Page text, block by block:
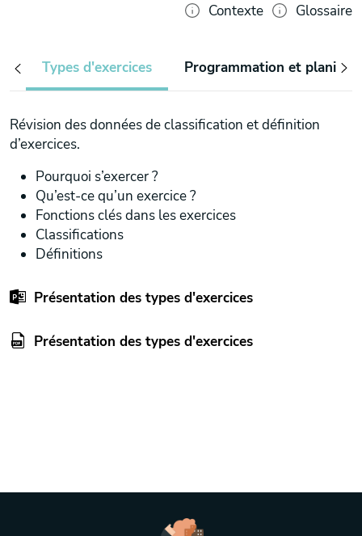
Types d'exercices Programmation et
Contexte Glossaire
Révision des données de classification et définition
d’exercices.
Pourquoi s’exercer ?
Qu’est-ce qu’un exercice ?
Fonctions clés dans les exercices
Classifications
Définitions
Présentation des types d'exercices
Présentation des types d'exercices